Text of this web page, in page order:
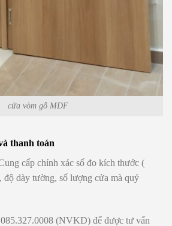
cửa vòm gỗ MDF
thanh toán
cấp chính xác số đo kích thước (
độ dày tường, số lượng cửa mà quý
(NVKD) để được tư vấn